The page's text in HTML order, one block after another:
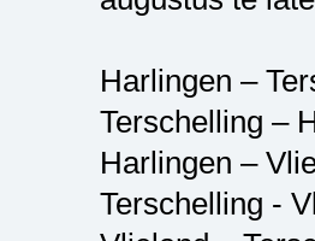
Harlingen –
Terschelling –
Harlingen –
Terschelling -